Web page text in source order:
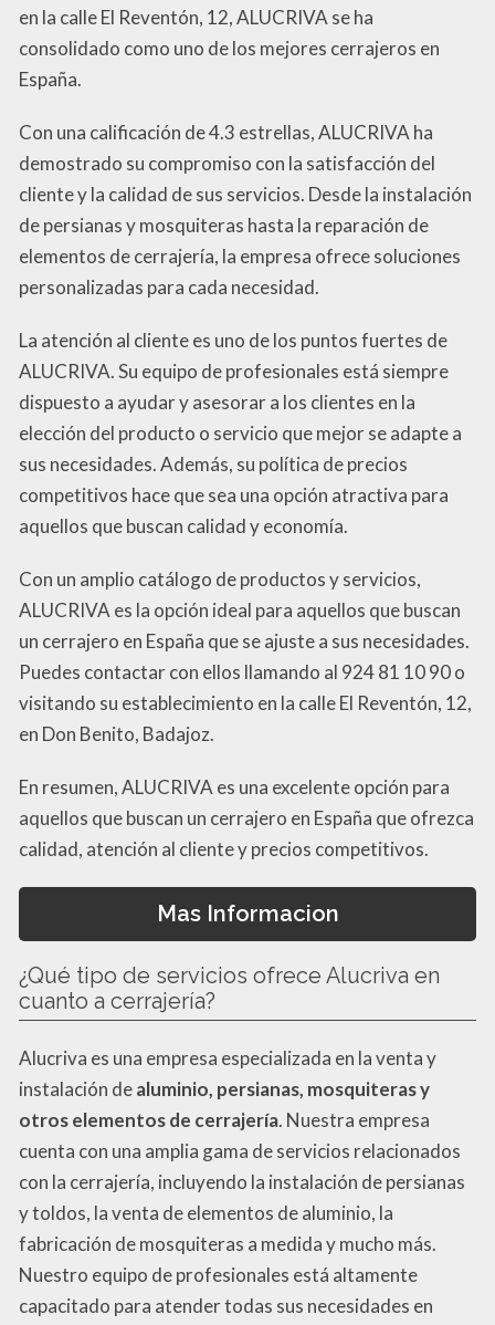
en la calle El Reventón, 12, ALUCRIVA se ha
consolidado como uno de los mejores cerrajeros en
España.
Con una calificación de 4.3 estrellas, ALUCRIVA ha
demostrado su compromiso con la satisfacción del
cliente y la calidad de sus servicios. Desde la instalación
de persianas y mosquiteras hasta la reparación de
elementos de cerrajería, la empresa ofrece soluciones
personalizadas para cada necesidad.
La atención al cliente es uno de los puntos fuertes de
ALUCRIVA. Su equipo de profesionales está siempre
dispuesto a ayudar y asesorar a los clientes en la
elección del producto o servicio que mejor se adapte a
sus necesidades. Además, su política de precios
competitivos hace que sea una opción atractiva para
aquellos que buscan calidad y economía.
Con un amplio catálogo de productos y servicios,
ALUCRIVA es la opción ideal para aquellos que buscan
un cerrajero en España que se ajuste a sus necesidades.
Puedes contactar con ellos llamando al 924 81 10 90 o
visitando su establecimiento en la calle El Reventón, 12,
en Don Benito, Badajoz.
En resumen, ALUCRIVA es una excelente opción para
aquellos que buscan un cerrajero en España que ofrezca
calidad, atención al cliente y precios competitivos.
Mas Informacion
¿Qué tipo de servicios ofrece Alucriva en
cuanto a cerrajería?
Alucriva es una empresa especializada en la venta y
instalación dealuminio, persianas, mosquiteras y
otros elementos de cerrajería. Nuestra empresa
cuenta con una amplia gama de servicios relacionados
con la cerrajería, incluyendo la instalación de persianas
y toldos, la venta de elementos de aluminio, la
fabricación de mosquiteras a medida y mucho más.
Nuestro equipo de profesionales está altamente
capacitado para atender todas sus necesidades en